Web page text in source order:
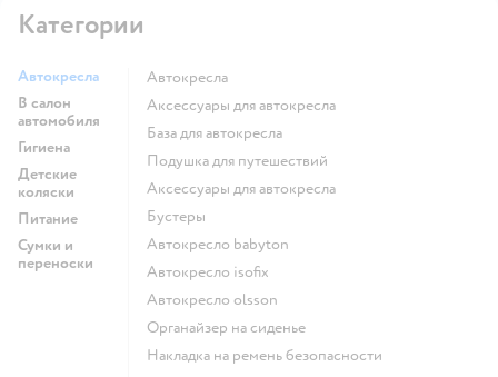
Категории
Автокресла
В салон
автомобиля
Гигиена
Детские
коляски
Питание
Сумки и
переноски
Автокресла
Аксессуары для автокресла
База для автокресла
Подушка для путешествий
Аксессуары для автокресла
Бустеры
Автокресло babyton
Автокресло isofix
Автокресло olsson
Органайзер на сиденье
Накладка на ремень безопасности